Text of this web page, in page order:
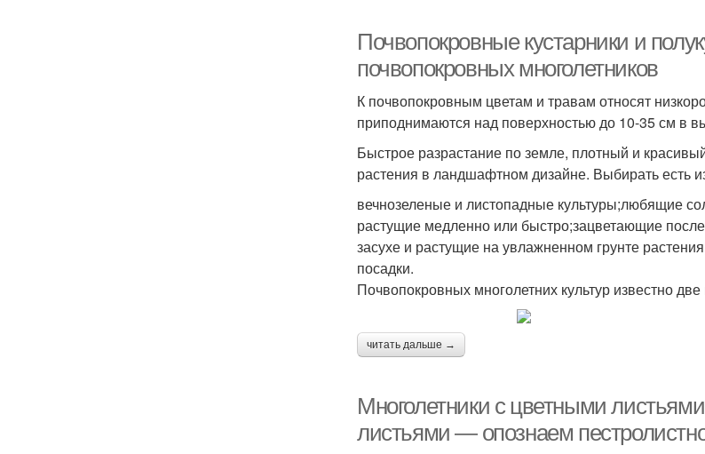
Почвопокровные кустарники и
почвопокровных многолетников
К почвопокровным цветам и травам относят
приподнимаются над поверхностью до 10-35 см в
Быстрое разрастание по земле, плотный и
растения в ландшафтном дизайне. Выбирать есть
вечнозеленые и листопадные культуры;любящие
растущие медленно или быстро;зацветающие
засухе и растущие на увлажненном грунте
посадки.
Почвопокровных многолетних культур известно
читать дальше →
Многолетники с цветными
листьями — опознаем